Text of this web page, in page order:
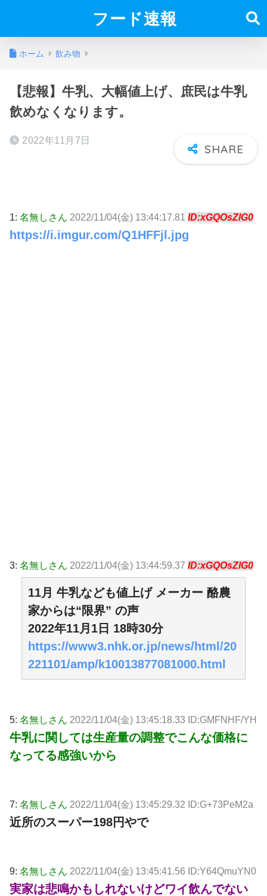
フード速報
ホーム 飲み物
【悲報】牛乳、大幅値上げ、庶民は牛乳
飲めなくなります。
2022年11月7日
1: 名無しさん 2022/11/04(金) 13:44:17.81 ID:xGQOsZlG0
https://i.imgur.com/Q1HFFjl.jpg
3: 名無しさん 2022/11/04(金) 13:44:59.37 ID:xGQOsZlG0
11月 牛乳なども値上げ メーカー 酪農
家からは“限界” の声
2022年11月1日 18時30分
https://www3.nhk.or.jp/news/html/20
221101/amp/k10013877081000.html
5: 名無しさん 2022/11/04(金) 13:45:18.33 ID:GMFNHF/YH
牛乳に関しては生産量の調整でこんな価格に
なってる感強いから
7: 名無しさん 2022/11/04(金) 13:45:29.32 ID:G+73PeM2a
近所のスーパー198円やで
9: 名無しさん 2022/11/04(金) 13:45:41.56 ID:Y64QmuYN0
実家は悲鳴かもしれないけどワイ飲んでない